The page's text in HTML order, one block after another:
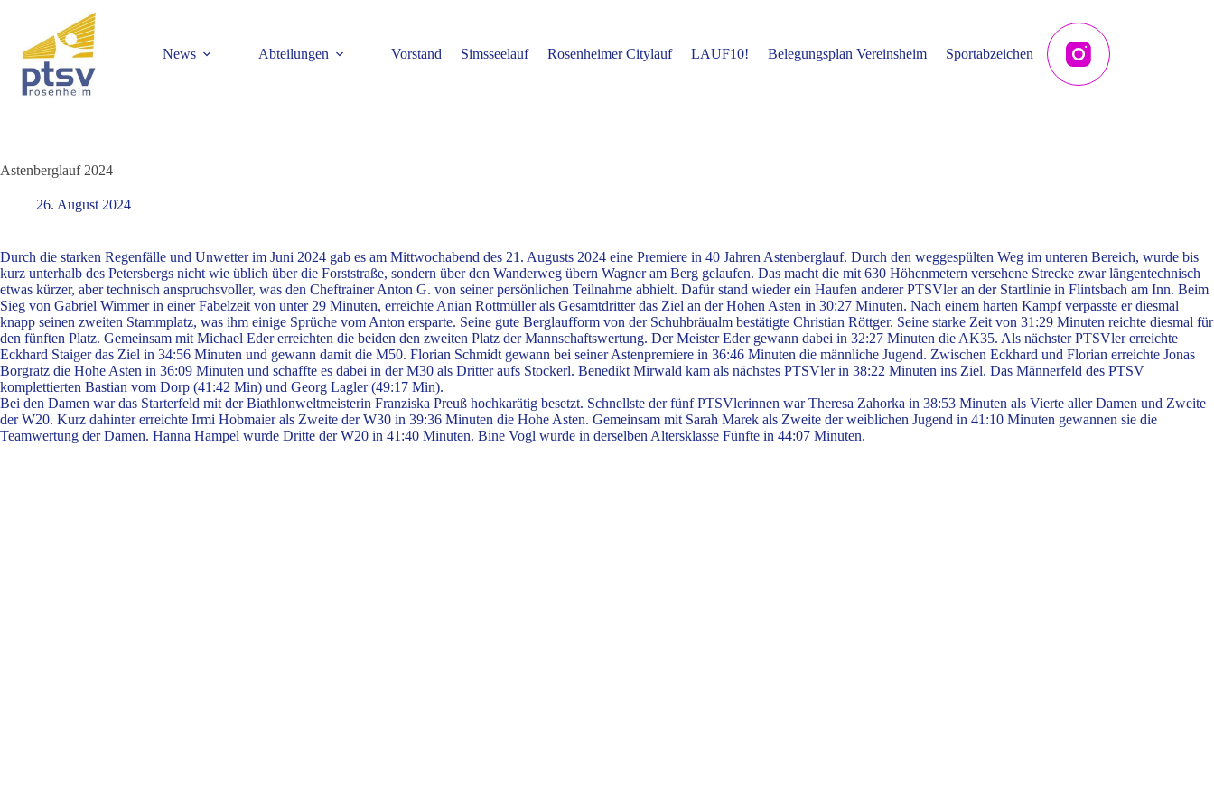
News Abteilungen Vorstand Simsseelauf Rosenheimer Citylauf LAUF10! Belegungsplan Vereinsheim Sportabzeichen
Astenberglauf 2024
26. August 2024
Durch die starken Regenfälle und Unwetter im Juni 2024 gab es am Mittwochabend des 21. Augusts 2024 eine Premiere in 40 Jahren Astenberglauf. Durch den weggespülten Weg im unteren Bereich, wurde bis
kurz unterhalb des Petersbergs nicht wie üblich über die Forststraße, sondern über den Wanderweg übern Wagner am Berg gelaufen. Das macht die mit 630 Höhenmetern versehene Strecke zwar längentechnisch
etwas kürzer, aber technisch anspruchsvoller, was den Cheftrainer Anton G. von seiner persönlichen Teilnahme abhielt. Dafür stand wieder ein Haufen anderer PTSVler an der Startlinie in Flintsbach am Inn. Beim
Sieg von Gabriel Wimmer in einer Fabelzeit von unter 29 Minuten, erreichte Anian Rottmüller als Gesamtdritter das Ziel an der Hohen Asten in 30:27 Minuten. Nach einem harten Kampf verpasste er diesmal
knapp seinen zweiten Stammplatz, was ihm einige Sprüche vom Anton ersparte. Seine gute Berglaufform von der Schuhbräualm bestätigte Christian Röttger. Seine starke Zeit von 31:29 Minuten reichte diesmal für
den fünften Platz. Gemeinsam mit Michael Eder erreichten die beiden den zweiten Platz der Mannschaftswertung. Der Meister Eder gewann dabei in 32:27 Minuten die AK35. Als nächster PTSVler erreichte
Eckhard Staiger das Ziel in 34:56 Minuten und gewann damit die M50. Florian Schmidt gewann bei seiner Astenpremiere in 36:46 Minuten die männliche Jugend. Zwischen Eckhard und Florian erreichte Jonas
Borgratz die Hohe Asten in 36:09 Minuten und schaffte es dabei in der M30 als Dritter aufs Stockerl. Benedikt Mirwald kam als nächstes PTSVler in 38:22 Minuten ins Ziel. Das Männerfeld des PTSV
komplettierten Bastian vom Dorp (41:42 Min) und Georg Lagler (49:17 Min).
Bei den Damen war das Starterfeld mit der Biathlonweltmeisterin Franziska Preuß hochkarätig besetzt. Schnellste der fünf PTSVlerinnen war Theresa Zahorka in 38:53 Minuten als Vierte aller Damen und Zweite
der W20. Kurz dahinter erreichte Irmi Hobmaier als Zweite der W30 in 39:36 Minuten die Hohe Asten. Gemeinsam mit Sarah Marek als Zweite der weiblichen Jugend in 41:10 Minuten gewannen sie die
Teamwertung der Damen. Hanna Hampel wurde Dritte der W20 in 41:40 Minuten. Bine Vogl wurde in derselben Altersklasse Fünfte in 44:07 Minuten.